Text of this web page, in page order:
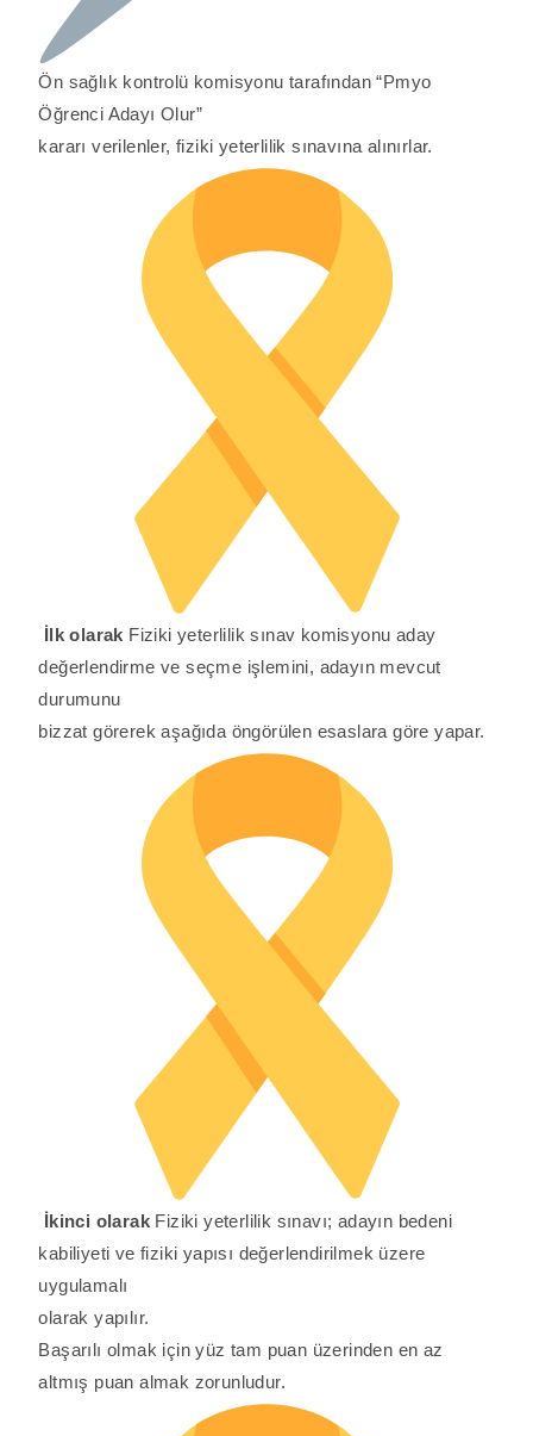
Ön sağlık kontrolü komisyonu tarafından “Pmyo
Öğrenci Adayı Olur”
kararı verilenler, fiziki yeterlilik sınavına alınırlar.
İlk olarak Fiziki yeterlilik sınav komisyonu aday
değerlendirme ve seçme işlemini, adayın mevcut
durumunu
bizzat görerek aşağıda öngörülen esaslara göre yapar.
İkinci olarak Fiziki yeterlilik sınavı; adayın bedeni
kabiliyeti ve fiziki yapısı değerlendirilmek üzere
uygulamalı
olarak yapılır.
Başarılı olmak için yüz tam puan üzerinden en az
altmış puan almak zorunludur.